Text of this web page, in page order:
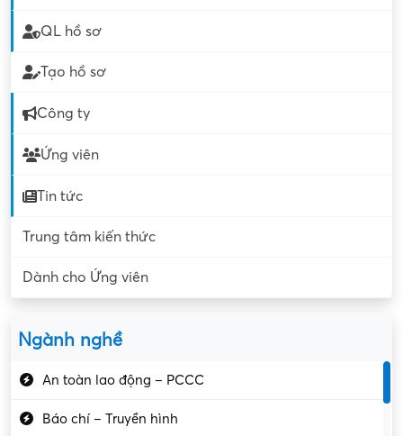
QL hồ sơ
Tạo hồ sơ
Công ty
Ứng viên
Tin tức
Trung tâm kiến thức
Dành cho Ứng viên
Ngành nghề
An toàn lao động – PCCC
Báo chí – Truyền hình